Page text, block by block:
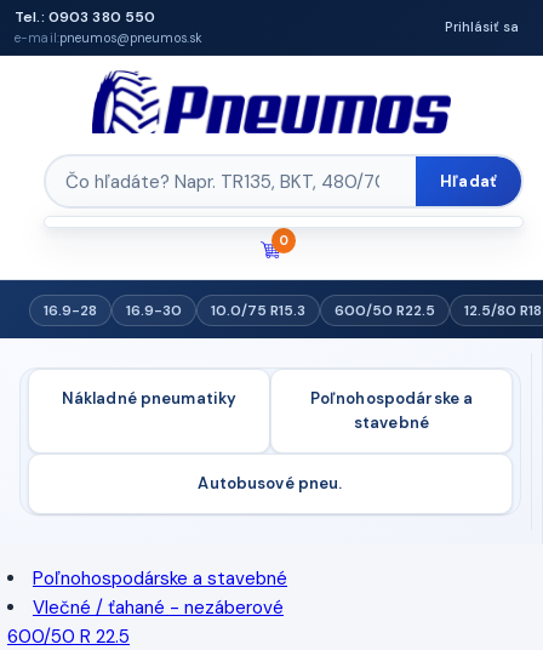
Tel.: 0903 380 550
e-mail:pneumos@pneumos.sk
Prihlásiť sa
Hľadať
0
16.9-28 16.9-30 10.0/75 R15.3 600/50 R22.5 12.5/80 R18
Nákladné pneumatiky
Poľnohospodárske a
stavebné
Autobusové pneu.
Poľnohospodárske a stavebné
Vlečné / ťahané - nezáberové
600/50 R 22.5